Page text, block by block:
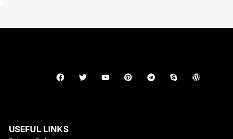
USEFUL LINKS